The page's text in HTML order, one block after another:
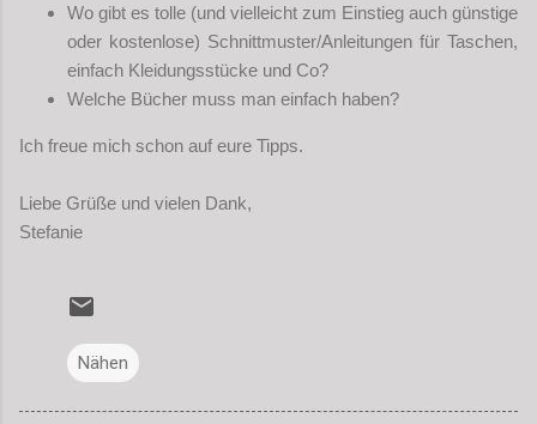
Wo gibt es tolle (und vielleicht zum Einstieg auch günstige
oder kostenlose) Schnittmuster/Anleitungen für Taschen,
einfach Kleidungsstücke und Co?
Welche Bücher muss man einfach haben?
Ich freue mich schon auf eure Tipps.
Liebe Grüße und vielen Dank,
Stefanie
Nähen